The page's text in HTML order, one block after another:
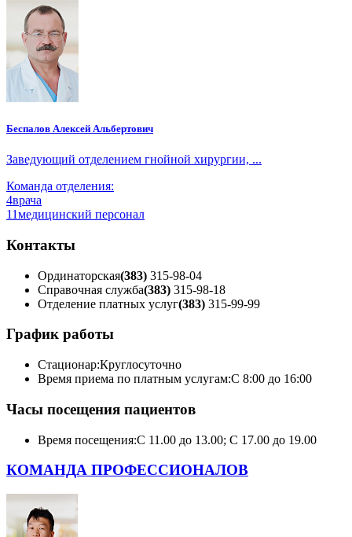
Беспалов Алексей Альбертович
Заведующий отделением гнойной хирургии, ...
Команда отделения:
4врача
11медицинский персонал
Контакты
Ординаторская(383) 315-98-04
Справочная служба(383) 315-98-18
Отделение платных услуг(383) 315-99-99
График работы
Стационар:Круглосуточно
Время приема по платным услугам:С 8:00 до 16:00
Часы посещения пациентов
Время посещения:С 11.00 до 13.00; С 17.00 до 19.00
КОМАНДА ПРОФЕССИОНАЛОВ